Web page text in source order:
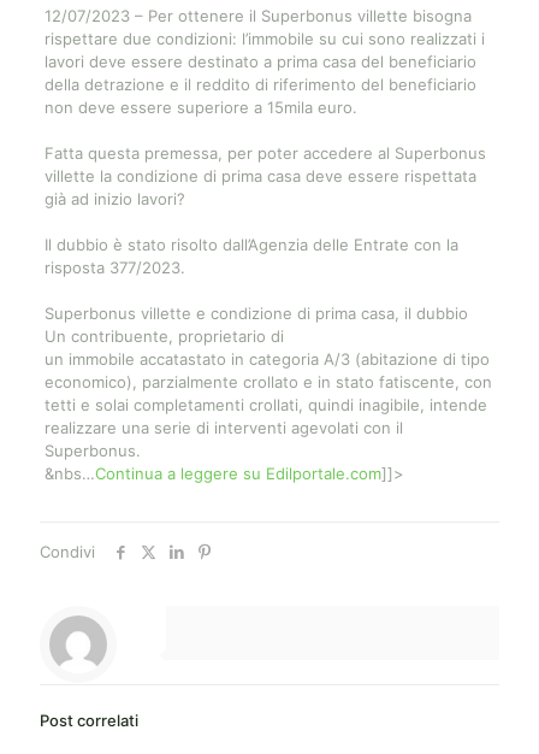
12/07/2023 – Per ottenere il Superbonus villette bisogna
rispettare due condizioni: l’immobile su cui sono realizzati i
lavori deve essere destinato a prima casa del beneficiario
della detrazione e il reddito di riferimento del beneficiario
non deve essere superiore a 15mila euro.
Fatta questa premessa, per poter accedere al Superbonus
villette la condizione di prima casa deve essere rispettata
già ad inizio lavori?
Il dubbio è stato risolto dall’Agenzia delle Entrate con la
risposta 377/2023.
Superbonus villette e condizione di prima casa, il dubbio
Un contribuente, proprietario di
un immobile accatastato in categoria A/3 (abitazione di tipo
economico), parzialmente crollato e in stato fatiscente, con
tetti e solai completamenti crollati, quindi inagibile, intende
realizzare una serie di interventi agevolati con il
Superbonus.
&nbs…Continua a leggere su Edilportale.com]]>
Condivi
Post correlati